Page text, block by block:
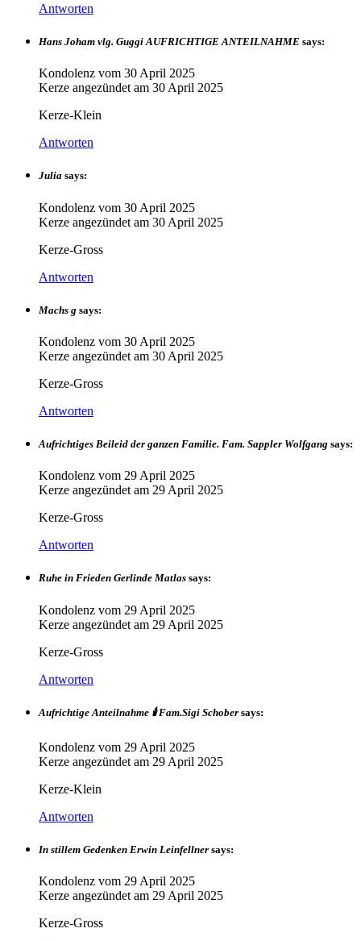
Antworten
Hans Joham vlg. Guggi AUFRICHTIGE ANTEILNAHME says:
Kondolenz vom 30 April 2025
Kerze angezündet am 30 April 2025
Kerze-Klein
Antworten
Julia says:
Kondolenz vom 30 April 2025
Kerze angezündet am 30 April 2025
Kerze-Gross
Antworten
Machs g says:
Kondolenz vom 30 April 2025
Kerze angezündet am 30 April 2025
Kerze-Gross
Antworten
Aufrichtiges Beileid der ganzen Familie. Fam. Sappler Wolfgang says:
Kondolenz vom 29 April 2025
Kerze angezündet am 29 April 2025
Kerze-Gross
Antworten
Ruhe in Frieden Gerlinde Matlas says:
Kondolenz vom 29 April 2025
Kerze angezündet am 29 April 2025
Kerze-Gross
Antworten
Aufrichtige Anteilnahme 🕯 Fam.Sigi Schober says:
Kondolenz vom 29 April 2025
Kerze angezündet am 29 April 2025
Kerze-Klein
Antworten
In stillem Gedenken Erwin Leinfellner says:
Kondolenz vom 29 April 2025
Kerze angezündet am 29 April 2025
Kerze-Gross